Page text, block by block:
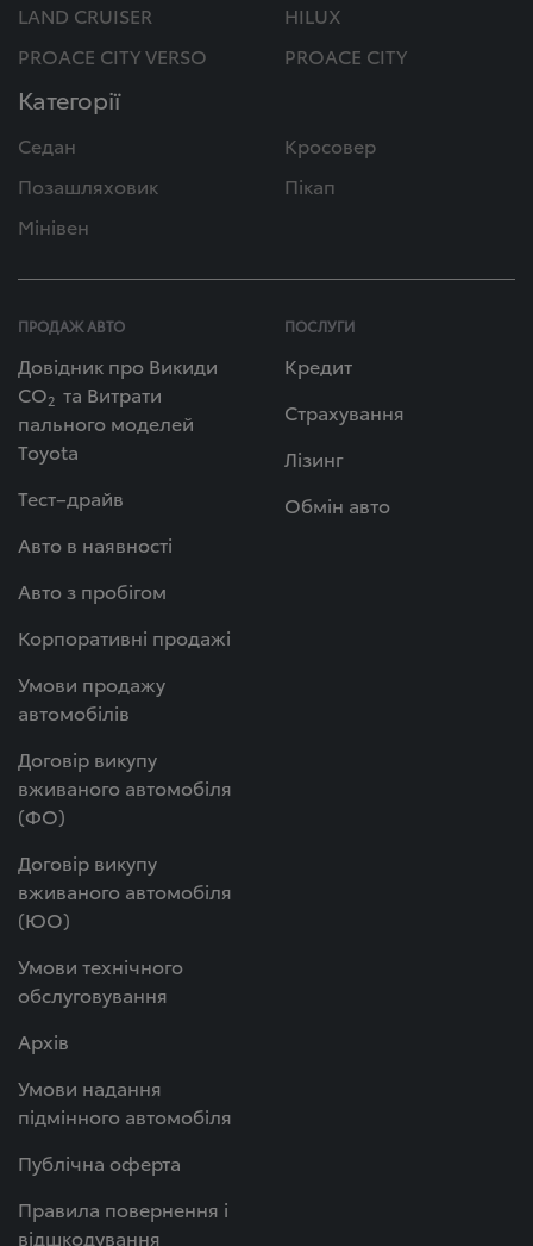
LAND CRUISER
HILUX
PROACE CITY VERSO
PROACE CITY
Категорії
Седан
Кросовер
Позашляховик
Пікап
Мінівен
ПРОДАЖ АВТО
Довідник про Викиди
СО2 та Витрати
пального моделей
Toyota
Тест–драйв
Авто в наявності
Авто з пробігом
Корпоративні продажі
Умови продажу
автомобілів
Договір викупу
вживаного автомобіля
(ФО)
Договір викупу
вживаного автомобіля
(ЮО)
Умови технічного
обслуговування
Архів
Умови надання
підмінного автомобіля
Публічна оферта
Правила повернення і
відшкодування
ПОСЛУГИ
Кредит
Страхування
Лізинг
Обмін авто